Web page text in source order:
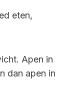
eten,
Apen in
dan apen in